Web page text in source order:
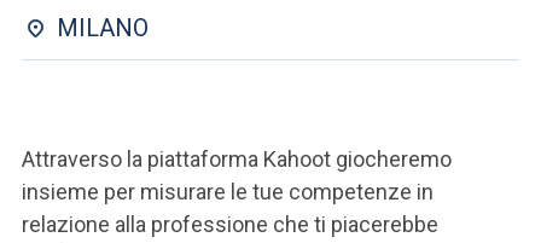
SEI UN DOCENTE O UN MEMBRO DELLO STAFF
MILANO
Attraverso la piattaforma Kahoot giocheremo
insieme per misurare le tue competenze in
relazione alla professione che ti piacerebbe